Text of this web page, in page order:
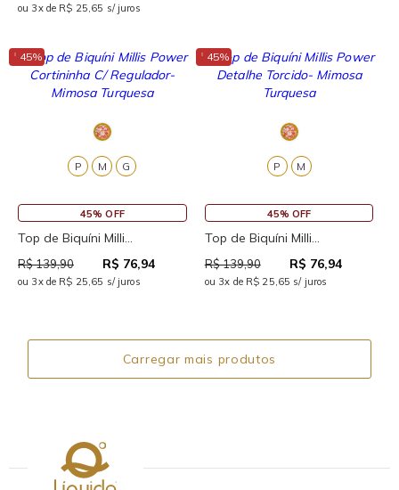
ou 3x de R$ 25,65 s/ juros
↓ 45%
G
M
P
45% OFF
Top de Biquíni Milli...
R$ 139,90 R$ 76,94
ou 3x de R$ 25,65 s/ juros
↓ 45%
P M
45% OFF
Top de Biquíni Milli...
R$ 139,90 R$ 76,94
ou 3x de R$ 25,65 s/ juros
Carregar mais produtos